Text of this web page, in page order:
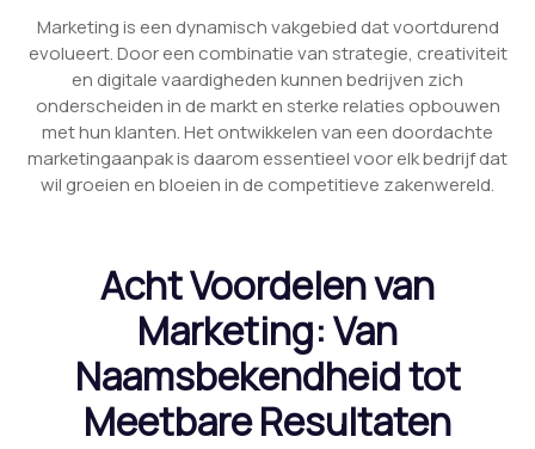
Marketing is een dynamisch vakgebied dat voortdurend
evolueert. Door een combinatie van strategie, creativiteit
en digitale vaardigheden kunnen bedrijven zich
onderscheiden in de markt en sterke relaties opbouwen
met hun klanten. Het ontwikkelen van een doordachte
marketingaanpak is daarom essentieel voor elk bedrijf dat
wil groeien en bloeien in de competitieve zakenwereld.
Acht Voordelen van
Marketing: Van
Naamsbekendheid tot
Meetbare Resultaten